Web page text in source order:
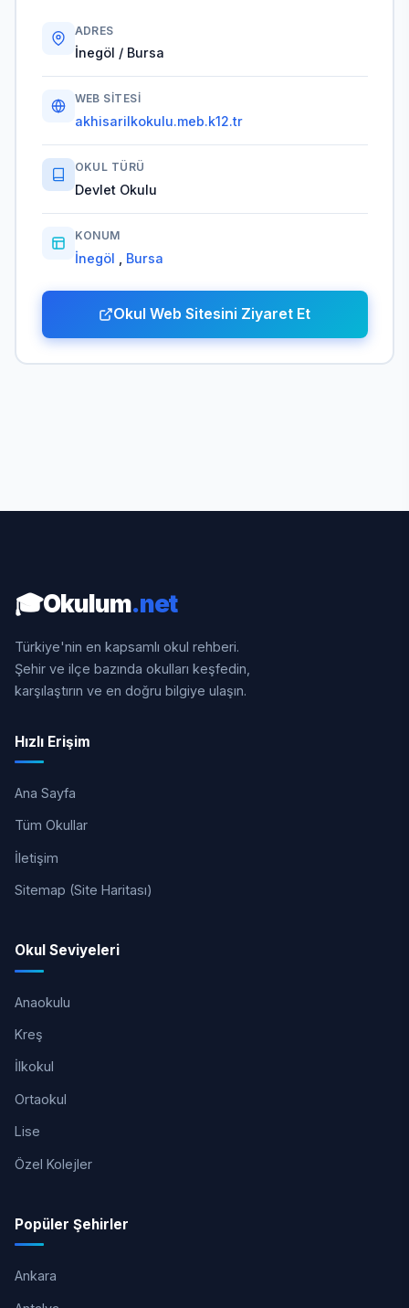
ADRES
İnegöl / Bursa
WEB SITESI
akhisarilkokulu.meb.k12.tr
OKUL TÜRÜ
Devlet Okulu
KONUM
İnegöl Bursa
Okul Web Sitesini Ziyaret Et
🎓Okulum.net
Türkiye'nin en kapsamlı okul rehberi.
Şehir ve ilçe bazında okulları keşfedin,
karşılaştırın ve en doğru bilgiye ulaşın.
Hızlı Erişim
Ana Sayfa
Tüm Okullar
İletişim
Sitemap (Site Haritası)
Okul Seviyeleri
Anaokulu
Kreş
İlkokul
Ortaokul
Lise
Özel Kolejler
Popüler Şehirler
Ankara